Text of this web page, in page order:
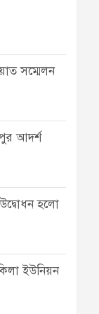
সম্মেলন
আদর্শ
উদ্বোধন হলো
ইউনিয়ন